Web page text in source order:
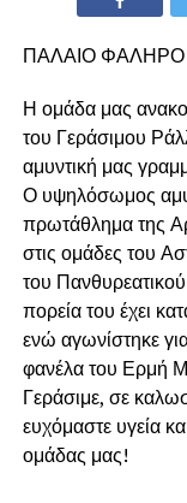
ΠΑΛΑΙΟ ΦΑΛΗΡΟ
Η ομάδα μας
του Γεράσιμου
αμυντική μας
Ο υψηλόσωμος
πρωτάθλημα της
στις ομάδες του
του
πορεία του έχει
ενώ αγωνίστηκε
φανέλα του Ερμή
Γεράσιμε, σε
ευχόμαστε υγεία
ομάδας μας!